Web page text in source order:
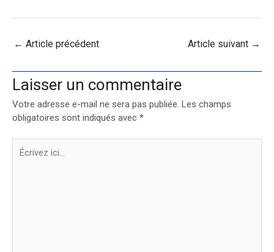
← Article précédent Article suivant →
Laisser un commentaire
Votre adresse e-mail ne sera pas publiée. Les champs
obligatoires sont indiqués avec *
Écrivez
ici…